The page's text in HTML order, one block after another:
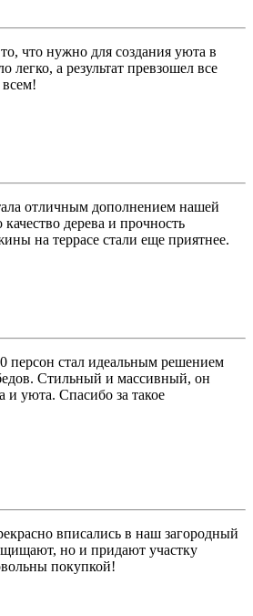
что нужно для создания уюта в
легко, а результат превзошел все
отличным дополнением нашей
дерева и прочность
на террасе стали еще приятнее.
персон стал идеальным решением
Стильный и массивный, он
и уюта. Спасибо за такое
вписались в наш загородный
но и придают участку
покупкой!